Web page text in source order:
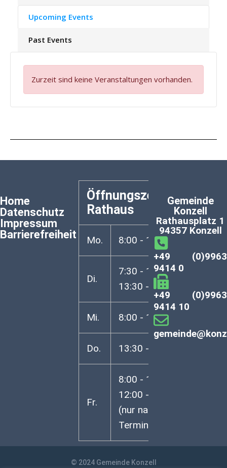
Upcoming Events
Past Events
Zurzeit sind keine Veranstaltungen vorhanden.
Home
Datenschutz
Impressum
Barrierefreiheit
Öffnungszeiten
Rathaus
Mo. 8:00 - 12:00 Uhr
Di.
7:30 - 12:00 Uhr
13:30 - 16:30 Uhr
Mi. 8:00 - 12:00 Uhr
Do. 13:30 - 18:00 Uhr
Fr.
8:00 - 12:00 Uhr
12:00 - 13:00 Uhr
(nur nach vorheriger
Terminvereinbarung)
Gemeinde
Konzell
Rathausplatz 1
94357 Konzell
+49 (0)9963
9414 0
+49 (0)9963
9414 10
© 2024 Gemeinde Konzell